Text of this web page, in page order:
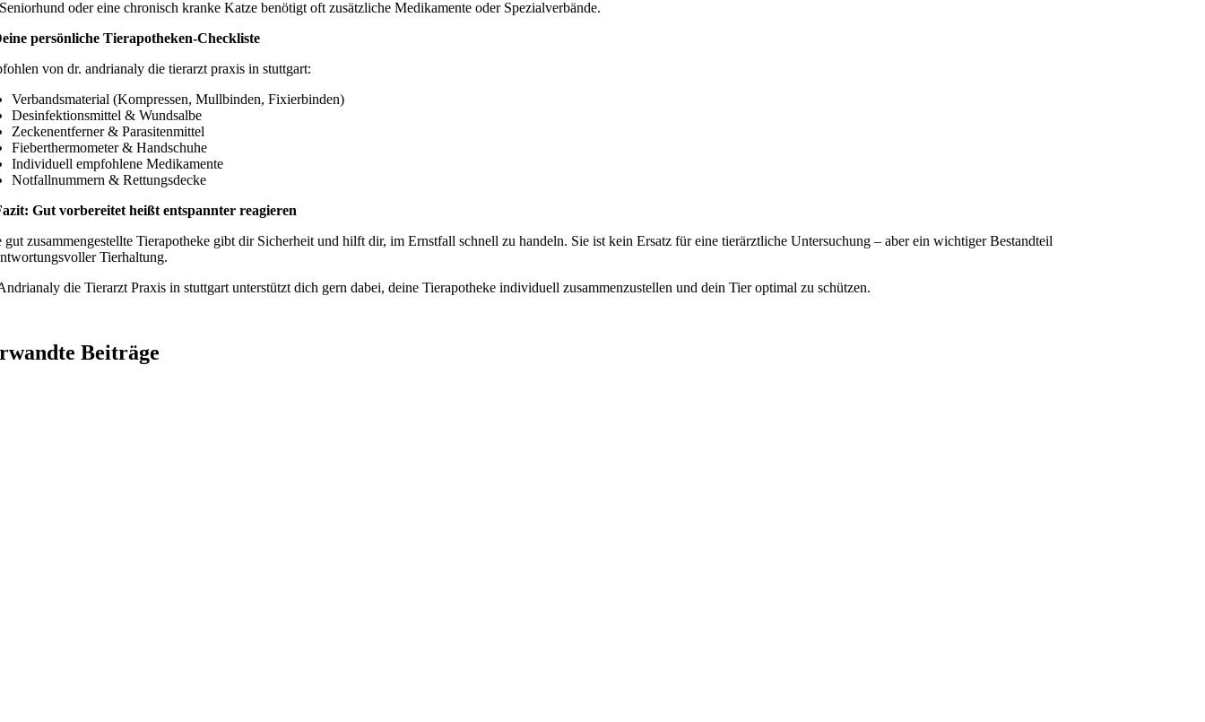
oder eine chronisch kranke Katze benötigt oft zusätzliche Medikamente oder Spezialverbände.
persönliche Tierapotheken-Checkliste
von dr. andrianaly die tierarzt praxis in stuttgart:
Verbandsmaterial (Kompressen, Mullbinden, Fixierbinden)
Desinfektionsmittel & Wundsalbe
Zeckenentferner & Parasitenmittel
Fieberthermometer & Handschuhe
Individuell empfohlene Medikamente
Notfallnummern & Rettungsdecke
Gut vorbereitet heißt entspannter reagieren
gut zusammengestellte Tierapotheke gibt dir Sicherheit und hilft dir, im Ernstfall schnell zu handeln. Sie ist kein Ersatz für eine tierärztliche Untersuchung – aber ein wichtiger Bestandteil
Tierhaltung.
die Tierarzt Praxis in stuttgart unterstützt dich gern dabei, deine Tierapotheke individuell zusammenzustellen und dein Tier optimal zu schützen.
Beiträge